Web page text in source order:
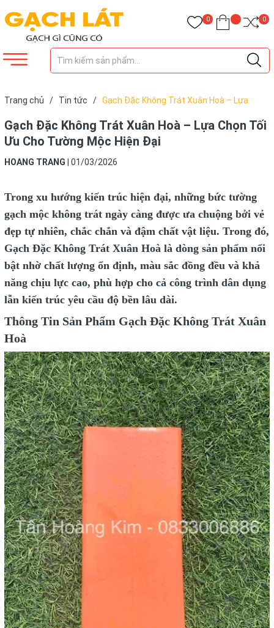
0 0
Trang chủ / Tin tức / Gạch Đặc Không Trát Xuân Hoà – Lựa
Gạch Đặc Không Trát Xuân Hoà – Lựa Chọn Tối
Ưu Cho Tường Mộc Hiện Đại
HOANG TRANG 01/03/2026
Trong xu hướng kiến trúc hiện đại, những bức tường
gạch mộc không trát ngày càng được ưa chuộng bởi vẻ
đẹp tự nhiên, chắc chắn và đậm chất vật liệu. Trong đó,
Gạch Đặc Không Trát Xuân Hoà là dòng sản phẩm nổi
bật nhờ chất lượng ổn định, màu sắc đồng đều và khả
năng chịu lực cao, phù hợp cho cả công trình dân dụng
lẫn kiến trúc yêu cầu độ bền lâu dài.
Thông Tin Sản Phẩm Gạch Đặc Không Trát Xuân
Hoà